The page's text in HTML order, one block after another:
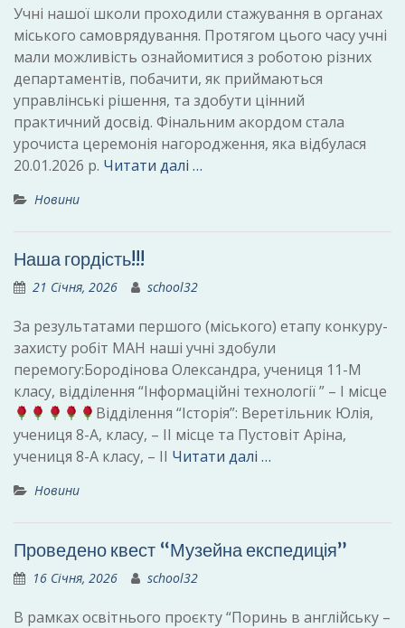
Учні нашої школи проходили стажування в органах
міського самоврядування. Протягом цього часу учні
мали можливість ознайомитися з роботою різних
департаментів, побачити, як приймаються
управлінські рішення, та здобути цінний
практичний досвід. Фінальним акордом стала
урочиста церемонія нагородження, яка відбулася
20.01.2026 р. Читати далі …
Новини
Наша гордість!!!
21 Січня, 2026 school32
За результатами першого (міського) етапу конкуру-
захисту робіт МАН наші учні здобули
перемогу:Бородінова Олександра, учениця 11-М
класу, відділення “Інформаційні технології ” – І місце
Відділення “Історія”: Веретільник Юлія,
учениця 8-А, класу, – ІІ місце та Пустовіт Аріна,
учениця 8-А класу, – ІІ Читати далі …
Новини
Проведено квест “Музейна експедиція”
16 Січня, 2026 school32
В рамках освітнього проєкту “Поринь в англійську –